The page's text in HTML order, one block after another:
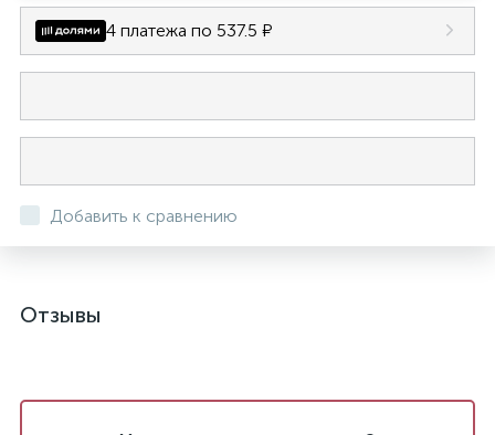
4 платежа по 537.5 ₽
Добавить к сравнению
Отзывы